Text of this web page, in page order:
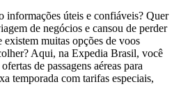
informações úteis e confiáveis? Quer
de negócios e cansou de perder
muitas opções de voos
Aqui, na Expedia Brasil, você
de passagens aéreas para
temporada com tarifas especiais,